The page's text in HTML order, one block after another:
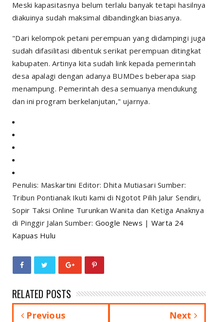
Meski kapasitasnya belum terlalu banyak tetapi hasilnya
diakuinya sudah maksimal dibandingkan biasanya.
"Dari kelompok petani perempuan yang didampingi juga
sudah difasilitasi dibentuk serikat perempuan ditingkat
kabupaten. Artinya kita sudah link kepada pemerintah
desa apalagi dengan adanya BUMDes beberapa siap
menampung. Pemerintah desa semuanya mendukung
dan ini program berkelanjutan," ujarnya.
Penulis: Maskartini Editor: Dhita Mutiasari Sumber:
Tribun Pontianak Ikuti kami di Ngotot Pilih Jalur Sendiri,
Sopir Taksi Online Turunkan Wanita dan Ketiga Anaknya
di Pinggir Jalan Sumber: Google News | Warta 24
Kapuas Hulu
RELATED POSTS
Previous Next